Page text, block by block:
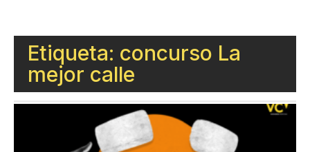
Etiqueta: concurso La
mejor calle